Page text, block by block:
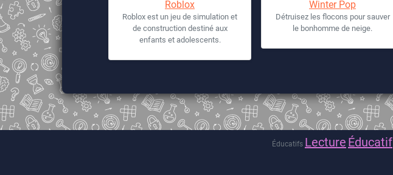
Roblox
Roblox est un jeu de simulation et
de construction destiné aux
enfants et adolescents.
Winter Pop
Détruisez les flocons pour sauver
le bonhomme de neige.
Éducatifs Lecture Éducatif